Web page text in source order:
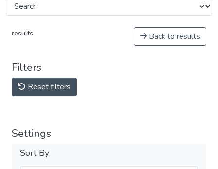
results Back to results
Filters
Reset filters
Settings
Sort By